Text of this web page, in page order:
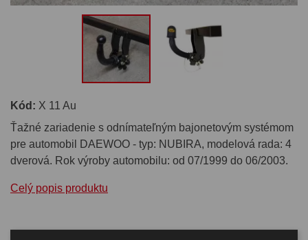
Kód: X 11 Au
Ťažné zariadenie s odnímateľným bajonetovým systémom
pre automobil DAEWOO - typ: NUBIRA, modelová rada: 4
dverová. Rok výroby automobilu: od 07/1999 do 06/2003.
Celý popis produktu